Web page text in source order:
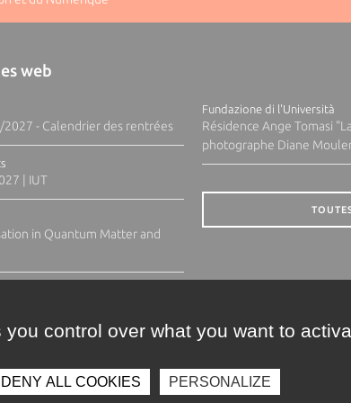
web
- Calendrier des rentrées
| IUT
in Quantum Matter and
Fundazione di l'Università
Résidence Ange Tomasi
photographe Diane
control over what you want to
DENY ALL COOKIES PERSONALIZE